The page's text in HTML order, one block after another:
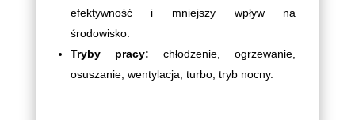
efektywność i mniejszy wpływ na
środowisko.
Tryby pracy: chłodzenie, ogrzewanie,
osuszanie, wentylacja, turbo, tryb nocny.